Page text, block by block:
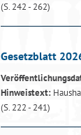
(S. 242 - 262)
Gesetzblatt
Hinweistext:
(S. 222 - 241)